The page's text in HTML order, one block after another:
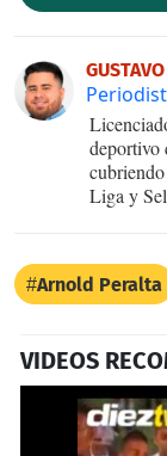
deportivo
Liga y
Arnold Peralta
VIDEOS